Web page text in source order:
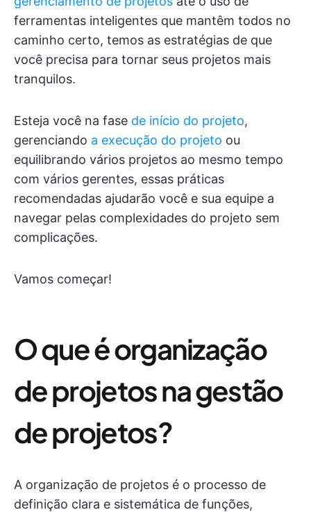
ferramentas inteligentes que mantêm todos no
caminho certo, temos as estratégias de que
você precisa para tornar seus projetos mais
tranquilos.
Esteja você na fase de início do projeto,
gerenciando a execução do projeto ou
equilibrando vários projetos ao mesmo tempo
com vários gerentes, essas práticas
recomendadas ajudarão você e sua equipe a
navegar pelas complexidades do projeto sem
complicações.
Vamos começar!
O que é organização
de projetos na gestão
de projetos?
A organização de projetos é o processo de
definição clara e sistemática de funções,